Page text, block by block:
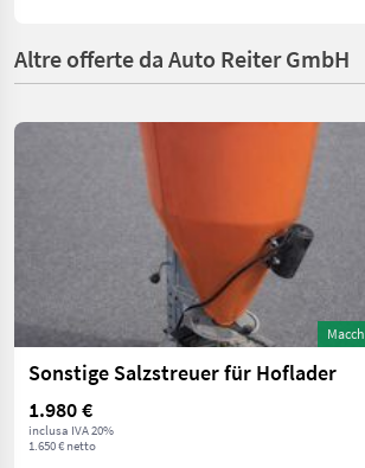
Altre offerte da Auto Reiter GmbH
Sonstige Salzstreuer für Hoflader
1.980 €
inclusa IVA 20%
1.650 € netto